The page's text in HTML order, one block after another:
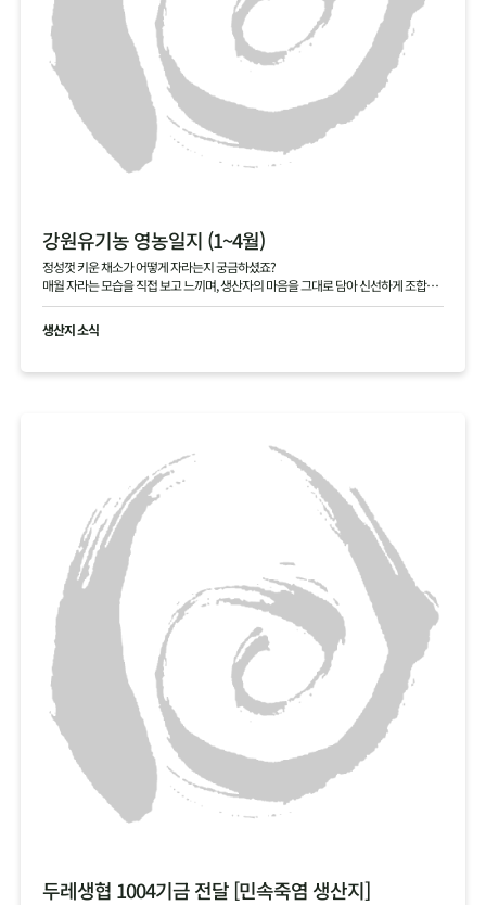
강원유기농 영농일지 (1~4월)
정성껏 키운 채소가 어떻게 자라는지 궁금하셨죠?
매월 자라는 모습을 직접 보고 느끼며, 생산자의 마음을 그대로 담아 신선하게 조합원
님께 전달해 드립니다.
생산지 소식
두레생협 1004기금 전달 [민속죽염 생산지]